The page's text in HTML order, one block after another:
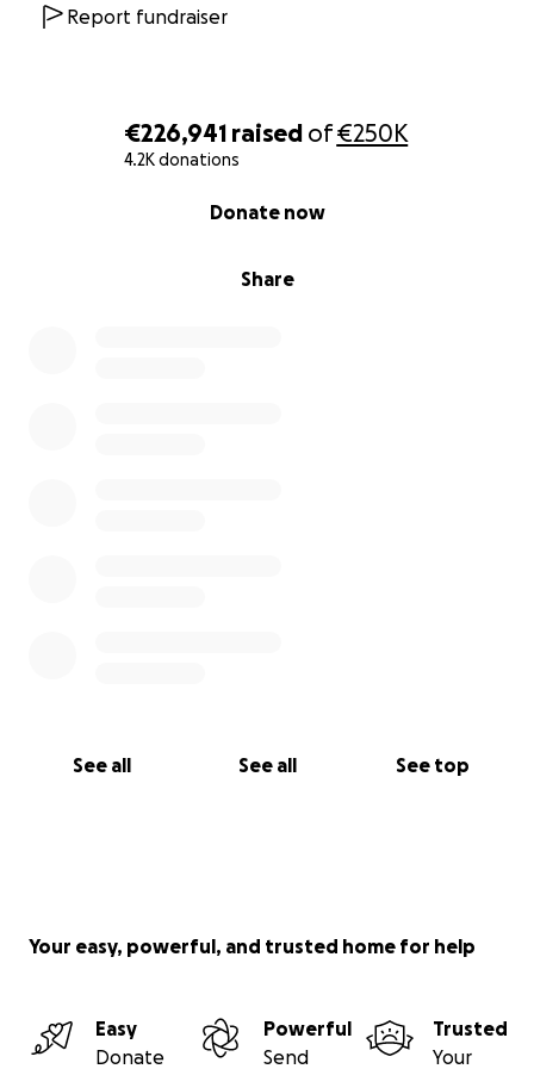
€226,941 raised of€250K
4.2K donations
Share
Donate now
See all See all See top
Report fundraiser
Your easy, powerful, and trusted home for help
Easy
Donate
Powerful
Send
Trusted
Your